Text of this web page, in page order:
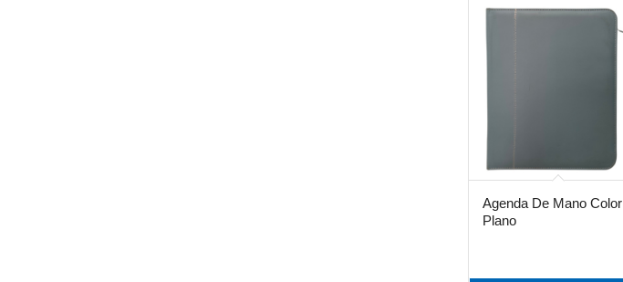
Agenda De Mano Color
Plano